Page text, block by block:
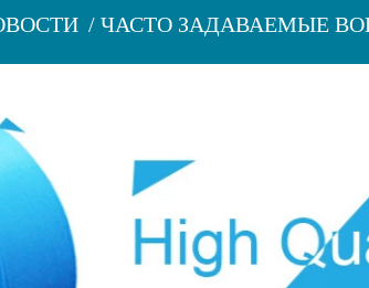
ЧАСТО ЗАДАВАЕМЫЕ